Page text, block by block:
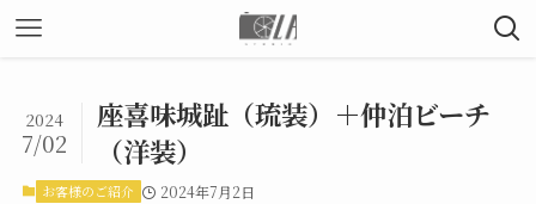
座喜味城趾（琉装）＋仲泊ビーチ
（洋装）
2024
7/02
お客様のご紹介 2024年7月2日